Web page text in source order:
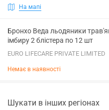
На мапі
Бронхо Веда льодяники
імбиру 2 блістера по 12 шт
EURO LIFECARE PRIVATE LIMITED
Немає в наявності
Шукати в інших регіонах